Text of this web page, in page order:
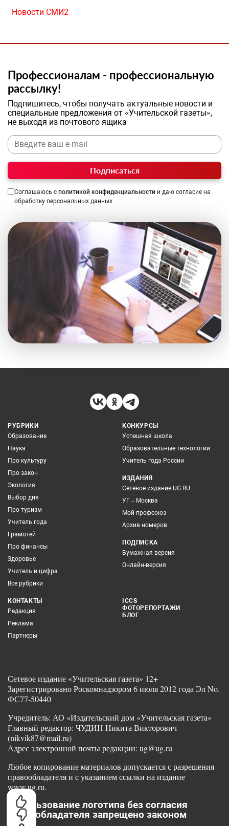
Новости СМИ2
Профессионалам - профессиональную
рассылку!
Подпишитесь, чтобы получать актуальные новости и
специальные предложения от «Учительской газеты»,
не выходя из почтового ящика
Подписаться
Соглашаюсь с политикой конфиденциальности и даю согласие на
обработку персональных данных
РУБРИКИ
Образование
Наука
Про культуру
Про закон
Экология
Выбор дня
Про туризм
Учитель года
Грамотей
Про финансы
Здоровье
Учитель и цифра
Все рубрики
КОНКУРСЫ
Успешная школа
Образовательные технологии
Учитель года России
ИЗДАНИЯ
Сетевое издание UG.RU
УГ – Москва
Мой профсоюз
Архив номеров
ПОДПИСКА
Бумажная версия
Онлайн-версия
КОНТАКТЫ
Редакция
Реклама
Партнеры
ICCS
ФОТОРЕПОРТАЖИ
БЛОГ
Сетевое издание «Учительская газета» 12+
Зарегистрировано Роскомнадзором 6 июля 2012 года Эл No.
ФС77-50440
Учредитель: АО «Издательский дом «Учительская газета»
Главный редактор: ЧУДИН Никита Викторович
(nikvik87@mail.ru)
Адрес электронной почты редакции: ug@ug.ru
Любое копирование материалов допускается с разрешения
правообладателя и с указанием ссылки на издание
www.ug.ru.
Использование логотипа без согласия
правообладателя запрещено законом